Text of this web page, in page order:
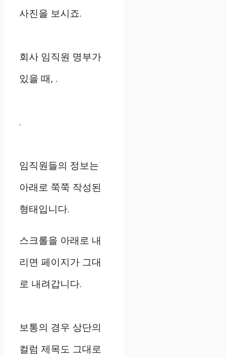
사진을 보시죠.
회사 임직원 명부가
있을 때, .
.
임직원들의 정보는
아래로 쭉쭉 작성된
형태입니다.
스크롤을 아래로 내
리면 페이지가 그대
로 내려갑니다.
보통의 경우 상단의
컬럼 제목도 그대로